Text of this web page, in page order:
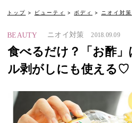
トップ ビューティ ボディ ニオイ対策
BEAUTY ニオイ対策 2018.09.09
食べるだけ？「お酢
ル剥がしにも使える♡